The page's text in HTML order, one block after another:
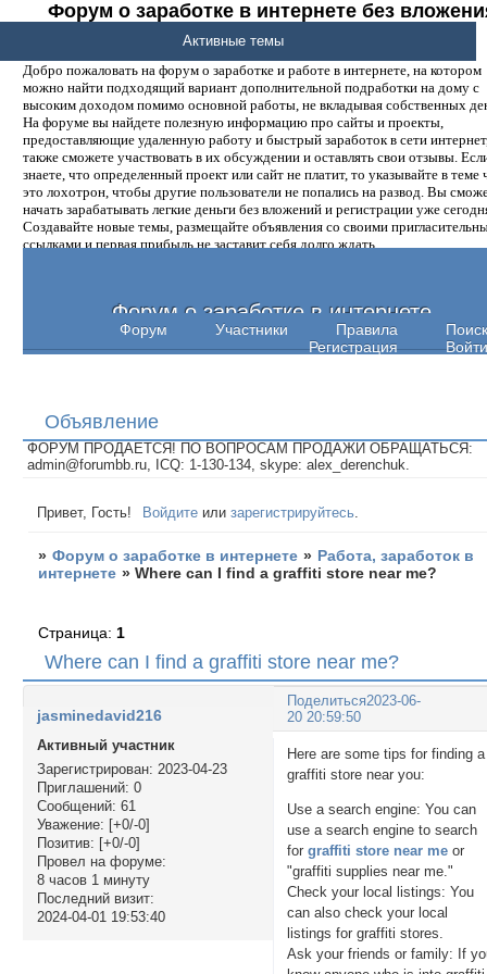
Форум о заработке в интернете без
денег.
Добро пожаловать на форум о заработке и работе в интернете, на котором
можно найти подходящий вариант дополнительной подработки на дому с
высоким доходом помимо основной работы, не вкладывая собственных
На форуме вы найдете полезную информацию про сайты и проекты,
предоставляющие удаленную работу и быстрый заработок в сети
также сможете участвовать в их обсуждении и оставлять свои отзывы.
знаете, что определенный проект или сайт не платит, то указывайте в теме
это лохотрон, чтобы другие пользователи не попались на развод. Вы
начать зарабатывать легкие деньги без вложений и регистрации уже
Создавайте новые темы, размещайте объявления со своими
ссылками и первая прибыль не заставит себя долго ждать.
Форум о заработке в интернете
Форум Участники Правила
Поиск
Регистрация
Войти
Активные темы
Объявление
ФОРУМ ПРОДАЕТСЯ! ПО ВОПРОСАМ ПРОДАЖИ ОБРАЩАТЬСЯ:
admin@forumbb.ru, ICQ: 1-130-134, skype: alex_derenchuk.
Привет, Гость! Войдите илизарегистрируйтесь
» Форум о заработке в интернете » Работа, заработок в
интернете »Where can I find a graffiti store near me?
Where can I find a graffiti store near me?
Страница: 1
Поделиться2023-06-
20 20:59:50
jasminedavid216
Активный участник
Зарегистрирован: 2023-04-23
Приглашений: 0
Сообщений: 61
Уважение: [+0/-0]
Позитив: [+0/-0]
Провел на форуме:
8 часов 1 минуту
Последний визит:
2024-04-01 19:53:40
Here are some tips for finding a
graffiti store near you:
Use a search engine: You can
use a search engine to search
forgraffiti store near me or
"graffiti supplies near me."
Check your local listings: You
can also check your local
listings for graffiti stores.
Ask your friends or family: If